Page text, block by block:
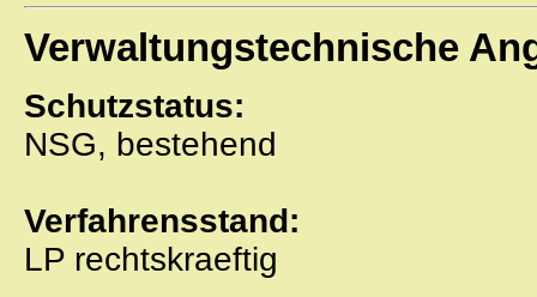
Verwaltungstechnische
Schutzstatus:
NSG, bestehend
Verfahrensstand:
LP rechtskraeftig